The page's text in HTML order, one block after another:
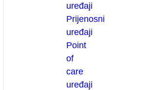
uređaji
Prijenosni
uređaji
Point
of
care
uređaji